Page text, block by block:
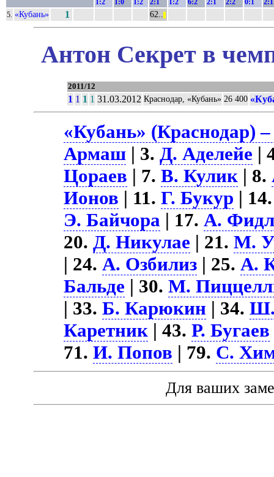
1:2 1:0 1:2 2:1 1:2 6:2 2:1 2:2 0:1 2:1
5. «Кубань» 1 62..
Антон Секрет в
2011/12
1 1 1 1 31.03.2012 Краснодар, «Кубань» 26 400
«Кубань» (Краснодар)
Армаш | 3.Д. Аделейе |
Цораев | 7.В. Кулик | 8.
Ионов | 11.Г. Букур |
Э. Байчора | 17.А.
20.Д. Никулае | 21.М.
| 24.А. Озбилиз | 25.А.
Бальде | 30.М.
| 33.Б. Карюкин | 34.Ш.
Каретник | 43.Р. Бугаев
71.И. Попов | 79. С.
Для ваших